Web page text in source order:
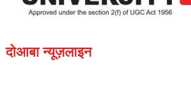
दोआबा न्यूज़लाइन